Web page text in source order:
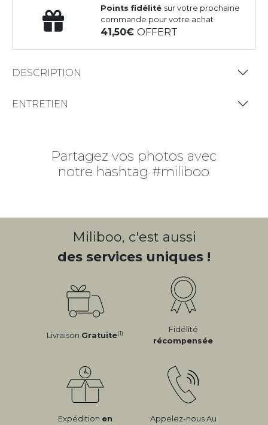
Points fidélité sur votre prochaine
commande pour votre achat
41,50OFFERT
DESCRIPTION
ENTRETIEN
Partagez vos photos avec
notre hashtag #miliboo
Miliboo, c'est aussi
des services uniques !
Livraison Gratuite(1)
Fidélité
récompensée
Expédition en
Appelez-nous Au